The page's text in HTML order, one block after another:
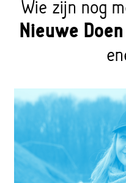
Wie zijn nog
Nieuwe Doen